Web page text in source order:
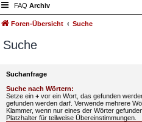
FAQ Archiv
Foren-Übersicht Suche
Suche
Suchanfrage
Suche nach Wörtern:
Setze ein + vor ein Wort, das gefunden
gefunden werden darf. Verwende mehrere
Klammer, wenn nur eines der Wörter
Platzhalter für teilweise Übereinstimmungen.